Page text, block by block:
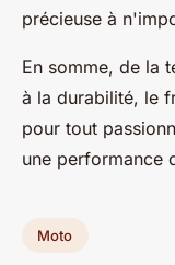
précieuse à
En somme, de la
à la durabilité, le
pour tout
une performance
Moto